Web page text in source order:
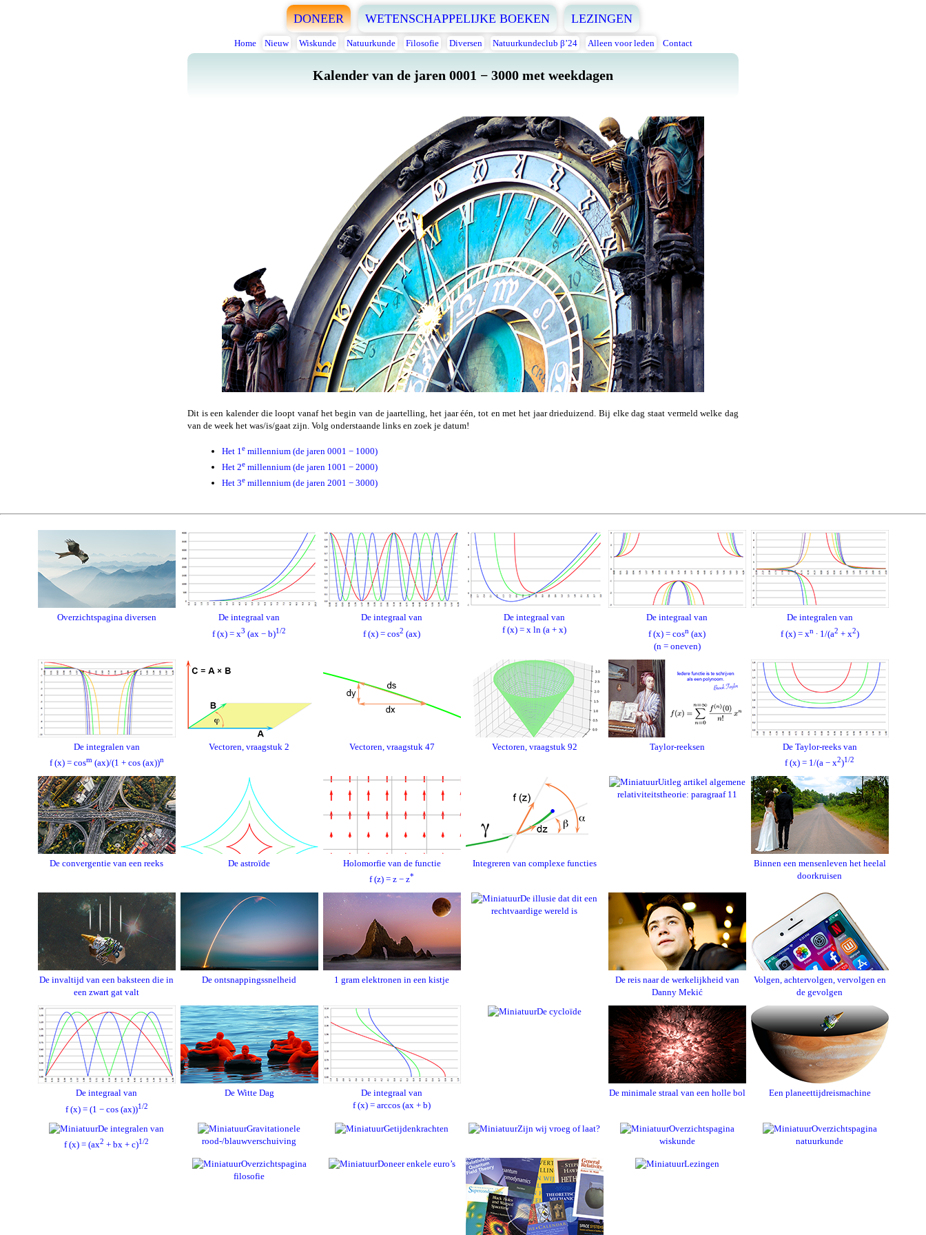
DONEER WETENSCHAPPELIJKE BOEKEN LEZINGEN
Home Nieuw Wiskunde Natuurkunde Filosofie Diversen Natuurkundeclub β’24 Alleen voor leden Contact
Kalender van de jaren 0001 − 3000 met weekdagen
Dit is een kalender die loopt vanaf het begin van de jaartelling, het jaar één, tot en met het jaar drieduizend. Bij elke dag staat vermeld welke dag
van de week het was/is/gaat zijn. Volg onderstaande links en zoek je datum!
Het 1 e millennium (de jaren 0001 − 1000)
Het 2e millennium (de jaren 1001 − 2000)
Het 3e millennium (de jaren 2001 − 3000)
Overzichtspagina diversen
De integraal van
f (x) = x3 (ax − b)1/2
De integraal van
f (x) = cos2 (ax)
De integraal van
f (x) = x ln (a + x)
De integraal van
f (x) = cosn (ax)
(n = oneven)
De integralen van
f (x) = xn∙ 1/(a2 + x2)
De integralen van
f (x) = cosm(ax)/(1 + cos (ax))n
Vectoren, vraagstuk 2 Vectoren, vraagstuk 47 Vectoren, vraagstuk 92 Taylor-reeksen
De Taylor-reeks van
f (x) = 1/(a − x2)1/2
De convergentie van een reeks De astroïde
Holomorfie van de functie
f (z) = z − z*
Integreren van complexe functies
Uitleg artikel algemene
relativiteitstheorie: paragraaf 11
Binnen een mensenleven het heelal
doorkruisen
De invaltijd van een baksteen die in
een zwart gat valt
De ontsnappingssnelheid 1 gram elektronen in een kistje
De illusie dat dit een
rechtvaardige wereld is
De reis naar de werkelijkheid van
Danny Mekić
Volgen, achtervolgen, vervolgen en
de gevolgen
De integraal van
f (x) = (1 − cos (ax))1/2
De Witte Dag
De integraal van
f (x) = arccos (ax + b)
De cycloïde
De minimale straal van een holle bol Een planeettijdreismachine
De integralen van
f (x) = (ax2 + bx + c)1/2
Gravitationele
rood-/blauwverschuiving
Getijdenkrachten Zijn wij vroeg of laat?
Overzichtspagina
wiskunde
Overzichtspagina
natuurkunde
Overzichtspagina
filosofie
Doneer enkele euro’s Lezingen